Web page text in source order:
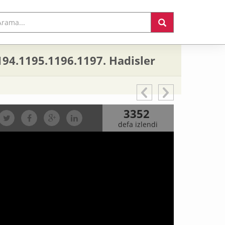
Hadisler
3352
defa izlendi